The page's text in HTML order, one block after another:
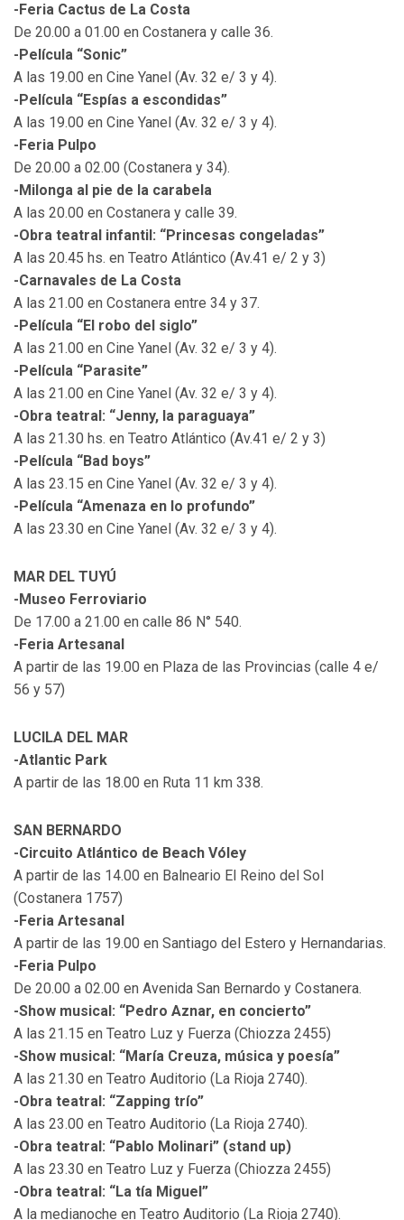
-Feria Cactus de La Costa
De 20.00 a 01.00 en Costanera y calle 36.
-Película “Sonic”
A las 19.00 en Cine Yanel (Av. 32 e/ 3 y 4).
-Película “Espías a escondidas”
A las 19.00 en Cine Yanel (Av. 32 e/ 3 y 4).
-Feria Pulpo
De 20.00 a 02.00 (Costanera y 34).
-Milonga al pie de la carabela
A las 20.00 en Costanera y calle 39.
-Obra teatral infantil: “Princesas congeladas”
A las 20.45 hs. en Teatro Atlántico (Av.41 e/ 2 y 3)
-Carnavales de La Costa
A las 21.00 en Costanera entre 34 y 37.
-Película “El robo del siglo”
A las 21.00 en Cine Yanel (Av. 32 e/ 3 y 4).
-Película “Parasite”
A las 21.00 en Cine Yanel (Av. 32 e/ 3 y 4).
-Obra teatral: “Jenny, la paraguaya”
A las 21.30 hs. en Teatro Atlántico (Av.41 e/ 2 y 3)
-Película “Bad boys”
A las 23.15 en Cine Yanel (Av. 32 e/ 3 y 4).
-Película “Amenaza en lo profundo”
A las 23.30 en Cine Yanel (Av. 32 e/ 3 y 4).
MAR DEL TUYÚ
-Museo Ferroviario
De 17.00 a 21.00 en calle 86 N° 540.
-Feria Artesanal
A partir de las 19.00 en Plaza de las Provincias (calle 4 e/
56 y 57)
LUCILA DEL MAR
-Atlantic Park
A partir de las 18.00 en Ruta 11 km 338.
SAN BERNARDO
-Circuito Atlántico de Beach Vóley
A partir de las 14.00 en Balneario El Reino del Sol
(Costanera 1757)
-Feria Artesanal
A partir de las 19.00 en Santiago del Estero y Hernandarias.
-Feria Pulpo
De 20.00 a 02.00 en Avenida San Bernardo y Costanera.
-Show musical: “Pedro Aznar, en concierto”
A las 21.15 en Teatro Luz y Fuerza (Chiozza 2455)
-Show musical: “María Creuza, música y poesía”
A las 21.30 en Teatro Auditorio (La Rioja 2740).
-Obra teatral: “Zapping trío”
A las 23.00 en Teatro Auditorio (La Rioja 2740).
-Obra teatral: “Pablo Molinari” (stand up)
A las 23.30 en Teatro Luz y Fuerza (Chiozza 2455)
-Obra teatral: “La tía Miguel”
A la medianoche en Teatro Auditorio (La Rioja 2740).